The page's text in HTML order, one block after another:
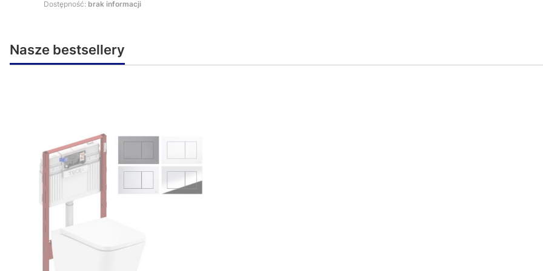
Dostępność: brak informacji
Nasze bestsellery